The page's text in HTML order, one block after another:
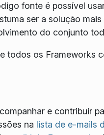
fonte é possível
ser a solução
do conjunto
todos os Frameworks
e contribuir
na lista de e-mails